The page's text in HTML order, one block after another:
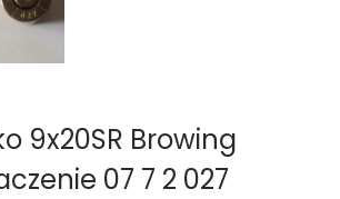
9x20SR Browing
07 7 2 027